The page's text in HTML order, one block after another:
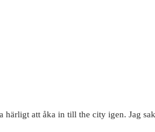
att åka in till the city igen. Jag